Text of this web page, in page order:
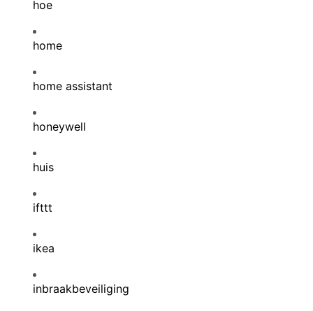
hoe
home
home assistant
honeywell
huis
ifttt
ikea
inbraakbeveiliging